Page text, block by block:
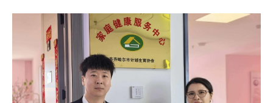
教研室四大教研室协同发力，以学校创校校长、理事长曹勇安的创
校事迹及优秀学生榜样为教学素材，将榜样力量转化为育人动能，
使思政课更具温度、更富实效。 各教研室立足课程特色，精心设计
课程案例内容，努力实现“一课一特色、一室一品牌...